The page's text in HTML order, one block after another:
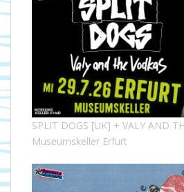
SPLIT DOGS [UK] + VALY AND
Museumskeller Erfurt